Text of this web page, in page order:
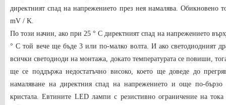
директният спад на напрежението през нея намалява. Обикновено
mV / K.
По този начин, ако при 25 ° C директният спад на напрежението
° C той вече ще бъде 3 или по-малко волта. И ако светодиодният
всички светодиоди на монтажа, докато температурата се повиши,
ще се поддържа недостатъчно високо, което ще доведе до
намаляване на директния спад на напрежението и още по-бързо
кристала. Евтините LED лампи с резистивно ограничение на тока